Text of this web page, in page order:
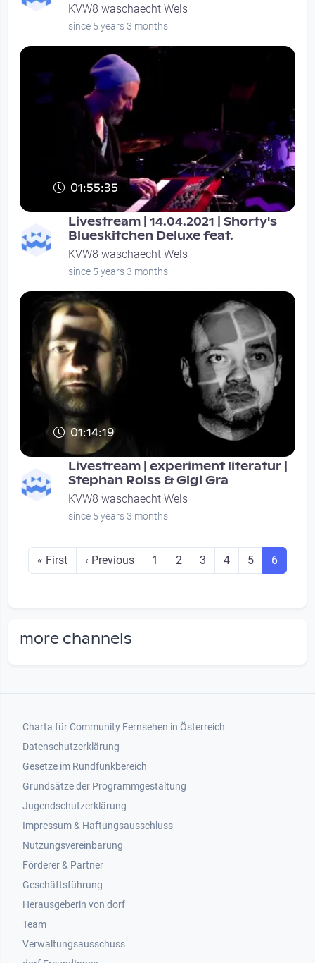
KVW8 waschaecht Wels
since 5 years 3 months
01:55:35
Livestream | 14.04.2021 | Shorty's
Blueskitchen Deluxe feat.
KVW8 waschaecht Wels
since 5 years 3 months
01:14:19
Livestream | experiment literatur |
Stephan Roiss & Gigi Gra
KVW8 waschaecht Wels
since 5 years 3 months
Seitennummerierung
First page
« First Previous page
‹ Previous Seite
1 Seite
2 Seite
3 Seite
4 Seite
5 Seite
6
more channels
Footer 1
Charta für Community Fernsehen in Österreich
Datenschutzerklärung
Gesetze im Rundfunkbereich
Grundsätze der Programmgestaltung
Jugendschutzerklärung
Impressum & Haftungsausschluss
Nutzungsvereinbarung
Footer 2
Förderer & Partner
Geschäftsführung
Herausgeberin von dorf
Team
Verwaltungsausschuss